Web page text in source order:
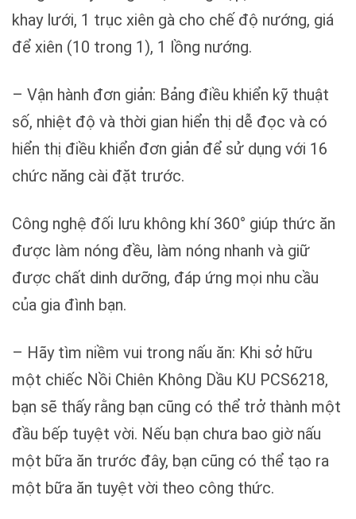
khay lưới, 1 trục xiên gà cho chế độ nướng, giá
để xiên (10 trong 1), 1 lồng nướng.
– Vận hành đơn giản: Bảng điều khiển kỹ thuật
số, nhiệt độ và thời gian hiển thị dễ đọc và có
hiển thị điều khiển đơn giản để sử dụng với 16
chức năng cài đặt trước.
Công nghệ đối lưu không khí 360° giúp thức ăn
được làm nóng đều, làm nóng nhanh và giữ
được chất dinh dưỡng, đáp ứng mọi nhu cầu
của gia đình bạn.
– Hãy tìm niềm vui trong nấu ăn: Khi sở hữu
một chiếc Nồi Chiên Không Dầu KU PCS6218,
bạn sẽ thấy rằng bạn cũng có thể trở thành một
đầu bếp tuyệt vời. Nếu bạn chưa bao giờ nấu
một bữa ăn trước đây, bạn cũng có thể tạo ra
một bữa ăn tuyệt vời theo công thức.